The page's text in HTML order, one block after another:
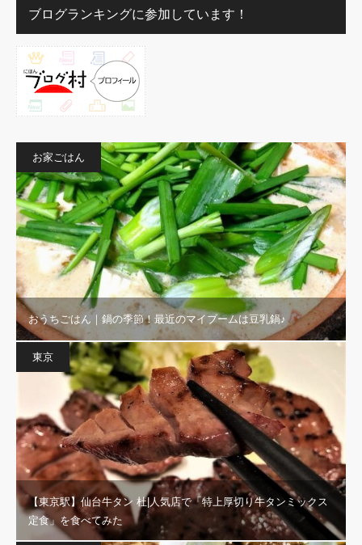
ブログランキングに参加しています！
お家ごはん
おうちごはん｜鍋の季節！最近のマイブームは豆乳鍋♪
東京
【東京駅】仙台牛タン 杜|人気店で「特上厚切り牛タンミックス
定食」を食べてみた